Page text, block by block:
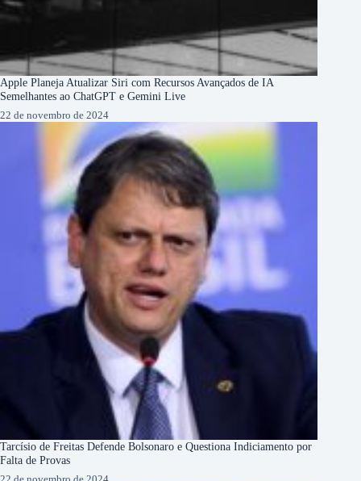
Apple Planeja Atualizar Siri com Recursos Avançados de IA
Semelhantes ao ChatGPT e Gemini Live
22 de novembro de 2024
Tarcísio de Freitas Defende Bolsonaro e Questiona Indiciamento por
Falta de Provas